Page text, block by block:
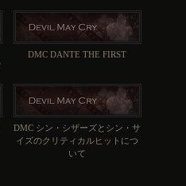
DMC DANTE THE FIRST
DMC シン・シザーズとシン・サ
イズのクリティカルヒットにつ
いて